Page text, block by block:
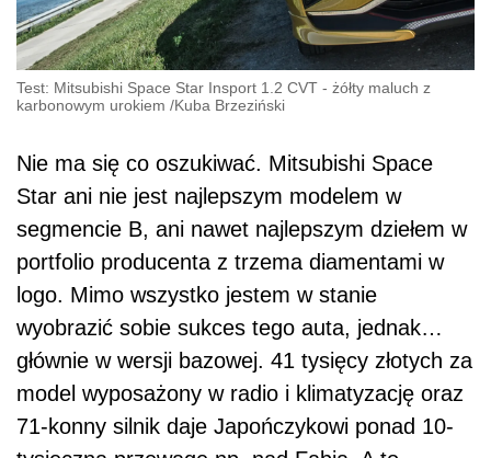
Test: Mitsubishi Space Star Insport 1.2 CVT - żółty maluch z
karbonowym urokiem /Kuba Brzeziński
Nie ma się co oszukiwać. Mitsubishi Space
Star ani nie jest najlepszym modelem w
segmencie B, ani nawet najlepszym dziełem w
portfolio producenta z trzema diamentami w
logo. Mimo wszystko jestem w stanie
wyobrazić sobie sukces tego auta, jednak…
głównie w wersji bazowej. 41 tysięcy złotych za
model wyposażony w radio i klimatyzację oraz
71-konny silnik daje Japończykowi ponad 10-